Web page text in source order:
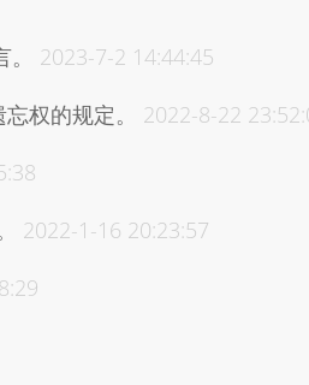
2023-7-2 14:44:45
权的规定。
2022-8-22
2022-1-16 20:23:57